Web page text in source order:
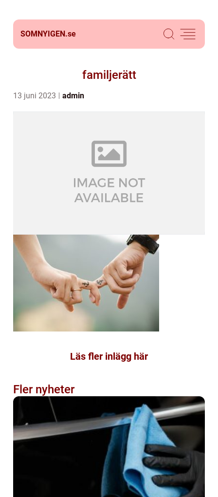
SOMNYIGEN.se
familjerätt
13 juni 2023 admin
Läs fler inlägg här
Fler nyheter